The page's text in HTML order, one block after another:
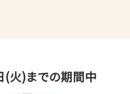
(火)までの期間中